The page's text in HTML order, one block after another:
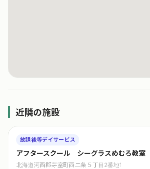
近隣の施設
放課後等デイサービス
アフタースクール シーグラスめむろ教室
北海道河西郡芽室町西二条５丁目2番地1